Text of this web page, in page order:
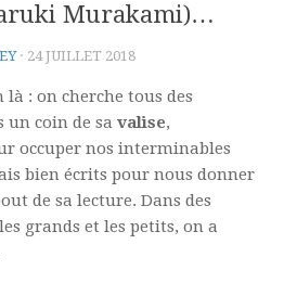
Murakami)…
· 24 JUILLET 2018
là : on cherche tous des
un coin de sa valise,
occuper nos interminables
bien écrits pour nous donner
de sa lecture. Dans des
grands et les petits, on a